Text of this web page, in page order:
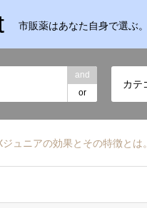
市販薬はあなた自身で選ぶ。
and
or
カテ
ュニアの効果とその特徴とは